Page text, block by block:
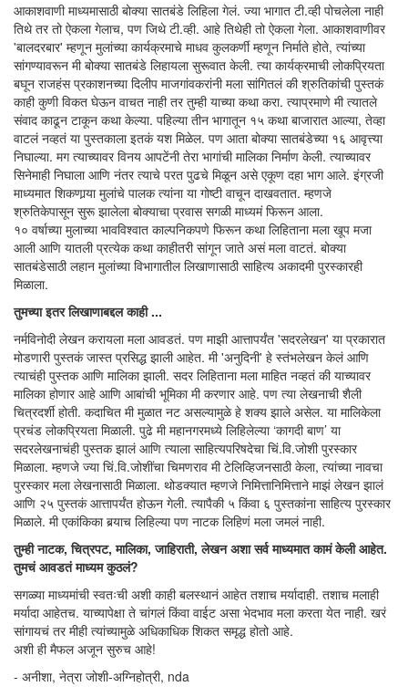
आकाशवाणी माध्यमासाठी बोक्या सातबंडे लिहिला गेलं. ज्या भागात टी.व्ही पोचलेला नाही
तिथे तर तो ऐकला गेलाच, पण जिथे टी.व्ही. आहे तिथेही तो ऐकला गेला. आकाशवाणीवर
'बालदरबार' म्हणून मुलांच्या कार्यक्रमाचे माधव कुलकर्णी म्हणून निर्माते होते, त्यांच्या
सांगण्यावरून मी बोक्या सातबंडे लिहायला सुरूवात केली. त्या कार्यक्रमाची लोकप्रियता
बघून राजहंस प्रकाशनच्या दिलीप माजगांवकरांनी मला सांगितलं की श्रुतिकांची पुस्तकं
काही कुणी विकत घेऊन वाचत नाही तर तुम्ही याच्या कथा करा. त्याप्रमाणे मी त्यातले
संवाद काढून टाकून कथा केल्या. पहिल्या तीन भागातून १५ कथा बाजारात आल्या, तेव्हा
वाटलं नव्हतं या पुस्तकाला इतकं यश मिळेल. पण आता बोक्या सातबंडेच्या १६ आवृत्त्या
निघाल्या. मग त्याच्यावर विनय आपटेंनी तेरा भागांची मालिका निर्माण केली. त्याच्यावर
सिनेमाही निघाला आणि नंतर त्याचे परत पुढचे मिळून असे एकूण दहा भाग आले. इंग्रजी
माध्यमात शिकणार्‍या मुलांचे पालक त्यांना या गोष्टी वाचून दाखवतात. म्हणजे
श्रुतिकेपासून सुरू झालेला बोक्याचा प्रवास सगळी माध्यमं फिरून आला.
१० वर्षाच्या मुलाच्या भावविश्वात काल्पनिकपणे फिरून कथा लिहिताना मला खूप मजा
आली आणि यातली प्रत्येक कथा काहीतरी सांगून जाते असं मला वाटतं. बोक्या
सातबंडेसाठी लहान मुलांच्या विभागातील लिखाणासाठी साहित्य अकादमी पुरस्कारही
मिळाला.
तुमच्या इतर लिखाणाबद्दल काही ...
नर्मविनोदी लेखन करायला मला आवडतं. पण माझी आत्तापर्यंत 'सदरलेखन' या प्रकारात
मोडणारी पुस्तकं जास्त प्रसिद्ध झाली आहेत. मी 'अनुदिनी' हे स्तंभलेखन केलं आणि
त्याचंही पुस्तक आणि मालिका झाली. सदर लिहिताना मला माहित नव्हतं की याच्यावर
मालिका होणार आहे आणि आबांची भूमिका मी करणार आहे. पण त्या लेखनाची शैली
चित्रदर्शी होती. कदाचित मी मुळात नट असल्यामुळे हे शक्य झाले असेल. या मालिकेला
प्रचंड लोकप्रियता मिळाली. पुढे मी महानगरमध्ये लिहिलेल्या ‘कागदी बाण’ या
सदरलेखनाचंही पुस्तक झालं आणि त्याला साहित्यपरिषदेचा चिं.वि.जोशी पुरस्कार
मिळाला. म्हणजे ज्या चिं.वि.जोशींचा चिमणराव मी टेलिव्हिजनसाठी केला, त्यांच्या नावचा
पुरस्कार मला लेखनासाठी मिळाला. थोडक्यात म्हणजे निमित्तानिमित्ताने माझं लेखन झालं
आणि २५ पुस्तकं आत्तापर्यंत होऊन गेली. त्यापैकी ५ किंवा ६ पुस्तकांना साहित्य पुरस्कार
मिळाले. मी एकांकिका बर्‍याच लिहिल्या पण नाटक लिहिणं मला जमलं नाही.
तुम्ही नाटक, चित्रपट, मालिका, जाहिराती, लेखन अशा सर्व माध्यमात कामं केली आहेत.
तुमचं आवडतं माध्यम कुठलं?
सगळ्या माध्यमांची स्वतःची अशी काही बलस्थानं आहेत तशाच मर्यादाही. तशाच मलाही
मर्यादा आहेतच. याच्यापेक्षा ते चांगलं किंवा वाईट असा भेदभाव मला करता येत नाही. खरं
सांगायचं तर मीही त्यांच्यामुळे अधिकाधिक शिकत समृद्ध होतो आहे.
अशी ही मैफल अजून सुरुच आहे!
- अनीशा, नेत्रा जोशी-अग्निहोत्री, nda